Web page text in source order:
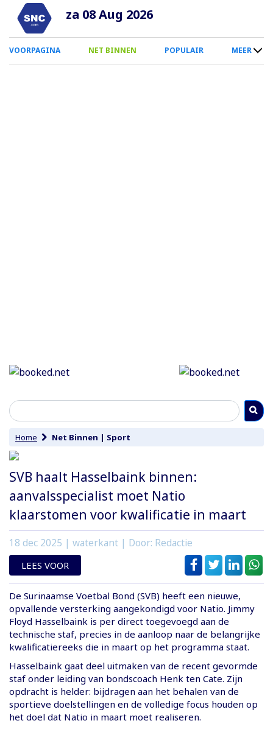
Overslaan
naar
inhoud
za 08 Aug 2026
0
Smartphone
VOORPAGINA NET BINNEN POPULAIR MEER
Home Net Binnen | Sport
SVB haalt Hasselbaink binnen:
aanvalsspecialist moet Natio
klaarstomen voor kwalificatie in maart
18 dec 2025 | waterkant | Door: Redactie
LEES VOOR
De Surinaamse Voetbal Bond (SVB) heeft een nieuwe,
opvallende versterking aangekondigd voor Natio. Jimmy
Floyd Hasselbaink is per direct toegevoegd aan de
technische staf, precies in de aanloop naar de belangrijke
kwalificatiereeks die in maart op het programma staat.
Hasselbaink gaat deel uitmaken van de recent gevormde
staf onder leiding van bondscoach Henk ten Cate. Zijn
opdracht is helder: bijdragen aan het behalen van de
sportieve doelstellingen en de volledige focus houden op
het doel dat Natio in maart moet realiseren.